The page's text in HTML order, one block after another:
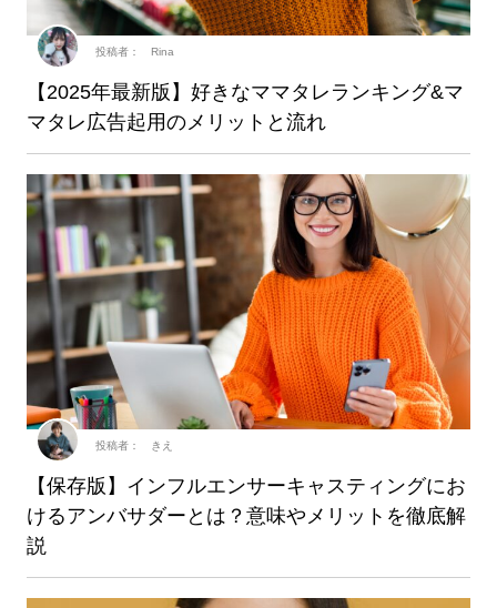
【2025年最新版】好きなママタレランキング&マ
マタレ広告起用のメリットと流れ
投稿者： Rina
【保存版】インフルエンサーキャスティングにお
けるアンバサダーとは？意味やメリットを徹底解
説
投稿者： きえ